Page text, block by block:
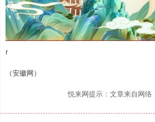
r
（安徽网）
悦来网提示：文章来自网络